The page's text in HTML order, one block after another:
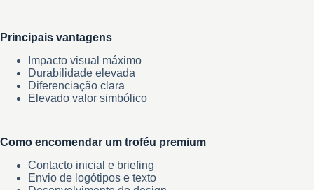
Principais vantagens
Impacto visual máximo
Durabilidade elevada
Diferenciação clara
Elevado valor simbólico
Como encomendar um troféu premium
Contacto inicial e briefing
Envio de logótipos e texto